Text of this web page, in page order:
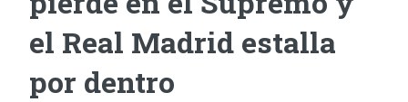
el Real Madrid estalla
por dentro